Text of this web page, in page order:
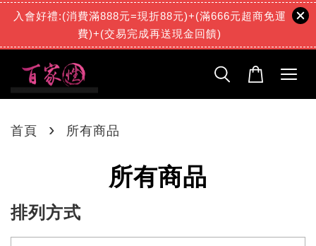
入會好禮:(消費滿888元=現折88元)+(滿666元超商免運
費)+(交易完成再送現金回饋)
首頁 › 所有商品
所有商品
排列方式